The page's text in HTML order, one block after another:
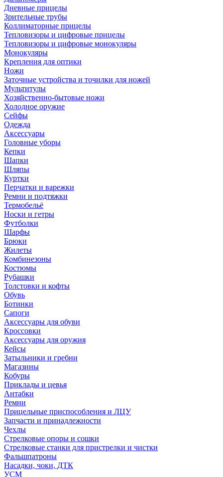
Дневные прицелы
Зрительные трубы
Коллиматорные прицелы
Тепловизоры и цифровые прицелы
Тепловизоры и цифровые монокуляры
Монокуляры
Крепления для оптики
Ножи
Заточные устройства и точилки для ножей
Мультитулы
Хозяйственно-бытовые ножи
Холодное оружие
Сейфы
Одежда
Аксессуары
Головные уборы
Кепки
Шапки
Шляпы
Куртки
Перчатки и варежки
Ремни и подтяжки
Термобельё
Носки и гетры
Футболки
Шарфы
Брюки
Жилеты
Комбинезоны
Костюмы
Рубашки
Толстовки и кофты
Обувь
Ботинки
Сапоги
Аксессуары для обуви
Кроссовки
Аксессуары для оружия
Кейсы
Затыльники и гребни
Магазины
Кобуры
Приклады и цевья
Антабки
Ремни
Прицельные приспособления и ЛЦУ
Запчасти и принадлежности
Чехлы
Стрелковые опоры и сошки
Стрелковые станки для пристрелки и чистки
Фальшпатроны
Насадки, чоки, ДТК
УСМ